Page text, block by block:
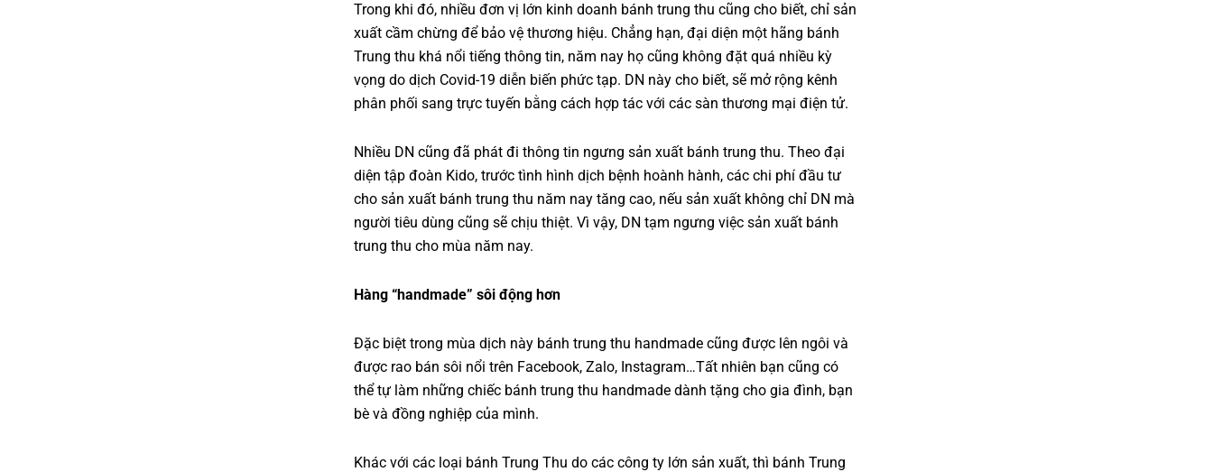
Trong khi đó, nhiều đơn vị lớn kinh doanh bánh trung thu cũng cho biết, chỉ sản
xuất cầm chừng để bảo vệ thương hiệu. Chẳng hạn, đại diện một hãng bánh
Trung thu khá nổi tiếng thông tin, năm nay họ cũng không đặt quá nhiều kỳ
vọng do dịch Covid-19 diễn biến phức tạp. DN này cho biết, sẽ mở rộng kênh
phân phối sang trực tuyến bằng cách hợp tác với các sàn thương mại điện tử.
Nhiều DN cũng đã phát đi thông tin ngưng sản xuất bánh trung thu. Theo đại
diện tập đoàn Kido, trước tình hình dịch bệnh hoành hành, các chi phí đầu tư
cho sản xuất bánh trung thu năm nay tăng cao, nếu sản xuất không chỉ DN mà
người tiêu dùng cũng sẽ chịu thiệt. Vì vậy, DN tạm ngưng việc sản xuất bánh
trung thu cho mùa năm nay.
Hàng “handmade” sôi động hơn
Đặc biệt trong mùa dịch này bánh trung thu handmade cũng được lên ngôi và
được rao bán sôi nổi trên Facebook, Zalo, Instagram…Tất nhiên bạn cũng có
thể tự làm những chiếc bánh trung thu handmade dành tặng cho gia đình, bạn
bè và đồng nghiệp của mình.
Khác với các loại bánh Trung Thu do các công ty lớn sản xuất, thì bánh Trung